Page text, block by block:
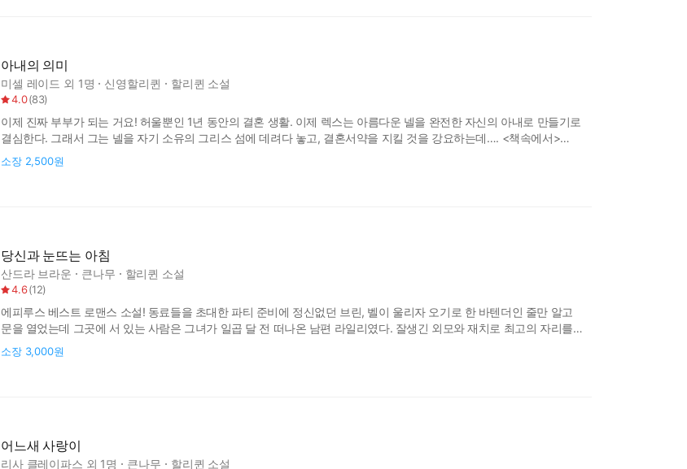
아내의 의미
미셀 레이드 외 1명 신영할리퀸 할리퀸 소설
4.0(83)
이제 진짜 부부가 되는 거요! 허울뿐인 1년 동안의 결혼 생활. 이제 렉스는 아름다운 넬을 완전한 자신의 아내로 만들기로
결심한다. 그래서 그는 넬을 자기 소유의 그리스 섬에 데려다 놓고, 결혼서약을 지킬 것을 강요하는데…. <책속에서>
「당신을 보면 잠자는 요정 같아」 렉스가 중얼거렸다. 「지금까지 당신을 안전하게 지켜준 건 바로 그 때문이야. 하지만
당신이 다른 남자와 조금이라도 닿았다면 당신은 평생을 후회하면서 살게 될 거야」 이번에는 도
소장 2,500원
당신과 눈뜨는 아침
산드라 브라운 큰나무 할리퀸 소설
4.6(12)
에피루스 베스트 로맨스 소설! 동료들을 초대한 파티 준비에 정신없던 브린, 벨이 울리자 오기로 한 바텐더인 줄만 알고
문을 열었는데 그곳에 서 있는 사람은 그녀가 일곱 달 전 떠나온 남편 라일리였다. 잘생긴 외모와 재치로 최고의 자리를
차지한 토크쇼 진행자 라일리. 자신과 번번이 충돌하던 PD 브린과 정열적인 사랑에 빠져 결혼했지만 그녀는 어느 날
갑자기 아무 설명도 없이 그의 곁을 떠나고 만다. 이제 라일리는 아내를, 그리고 자신의 사랑을 되
소장 3,000원
어느새 사랑이
리사 클레이파스 외 1명 큰나무 할리퀸 소설